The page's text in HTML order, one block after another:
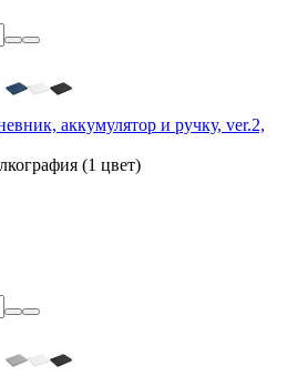
аккумулятор и ручку, ver.2,
(1 цвет)